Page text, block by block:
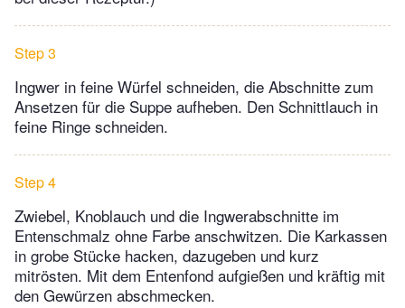
Step 3
Ingwer in feine Würfel schneiden, die Abschnitte zum
Ansetzen für die Suppe aufheben. Den Schnittlauch in
feine Ringe schneiden.
Step 4
Zwiebel, Knoblauch und die Ingwerabschnitte im
Entenschmalz ohne Farbe anschwitzen. Die Karkassen
in grobe Stücke hacken, dazugeben und kurz
mitrösten. Mit dem Entenfond aufgießen und kräftig mit
den Gewürzen abschmecken.